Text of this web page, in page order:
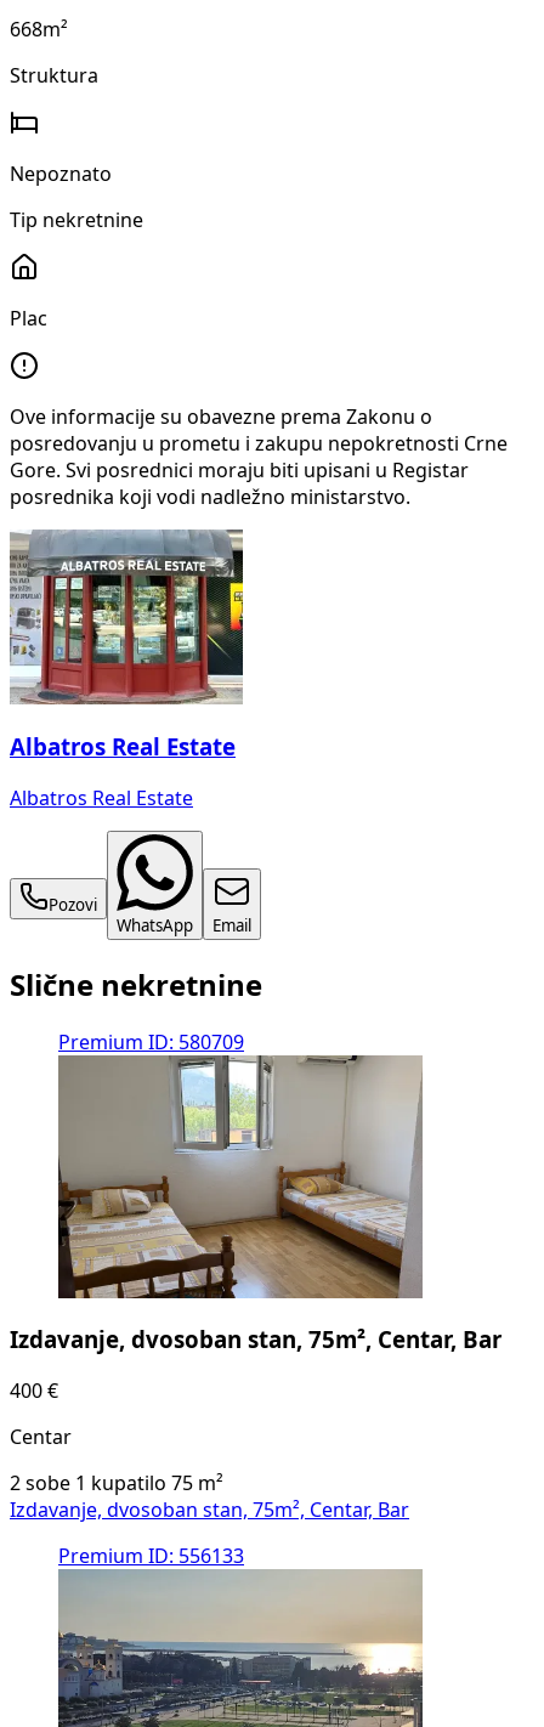
668m²
Struktura
Nepoznato
Tip nekretnine
Plac
Ove informacije su obavezne prema Zakonu o
posredovanju u prometu i zakupu nepokretnosti Crne
Gore. Svi posrednici moraju biti upisani u Registar
posrednika koji vodi nadležno ministarstvo.
Albatros Real Estate
Albatros Real Estate
Pozovi
WhatsApp
Email
Slične nekretnine
Premium ID: 580709
Izdavanje, dvosoban stan, 75m², Centar, Bar
400 €
Centar
2 sobe 1 kupatilo 75 m²
Izdavanje, dvosoban stan, 75m², Centar, Bar
Premium ID: 556133